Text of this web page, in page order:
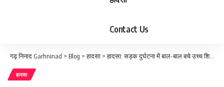
Contact Us
गढ़ निनाद Garhninad > Blog >हादसा >हादसा: सड़क दुर्घटना में बाल-बाल बचे उच्च शिक्षा मंत्री और दो विधायक
हादसा